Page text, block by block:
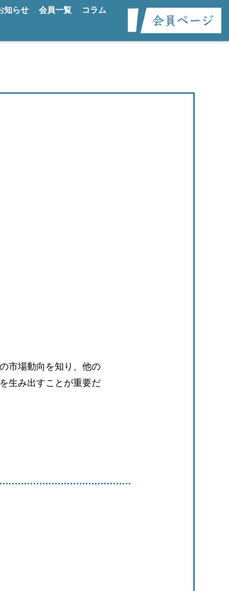
知らせ 会員一覧 コラム
市場動向を知り、他の
生み出すことが重要だ